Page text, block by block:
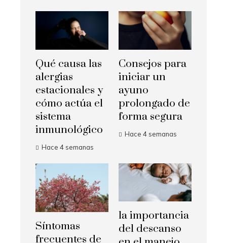
Qué causa las
alergias
estacionales y
cómo actúa el
sistema
inmunológico
Hace 4 semanas
Consejos para
iniciar un
ayuno
prolongado de
forma segura
Hace 4 semanas
Síntomas
frecuentes de
la importancia
del descanso